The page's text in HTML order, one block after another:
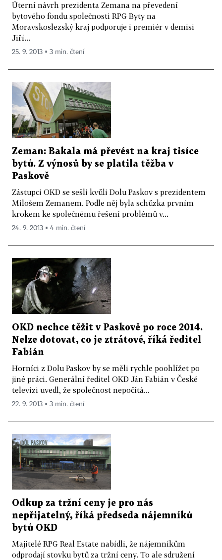
Úterní návrh prezidenta Zemana na převedení
bytového fondu společnosti RPG Byty na
Moravskoslezský kraj podporuje i premiér v demisi
Jiří...
25. 9. 2013 ▪ 3 min. čtení
Zeman: Bakala má převést na kraj tisíce
bytů. Z výnosů by se platila těžba v
Paskově
Zástupci OKD se sešli kvůli Dolu Paskov s prezidentem
Milošem Zemanem. Podle něj byla schůzka prvním
krokem ke společnému řešení problémů v...
24. 9. 2013 ▪ 4 min. čtení
OKD nechce těžit v Paskově po roce 2014.
Nelze dotovat, co je ztrátové, říká ředitel
Fabián
Horníci z Dolu Paskov by se měli rychle poohlížet po
jiné práci. Generální ředitel OKD Ján Fabián v České
televizi uvedl, že společnost nepočítá...
22. 9. 2013 ▪ 3 min. čtení
Odkup za tržní ceny je pro nás
nepřijatelný, říká předseda nájemníků
bytů OKD
Majitelé RPG Real Estate nabídli, že nájemníkům
odprodají stovku bytů za tržní ceny. To ale sdružení